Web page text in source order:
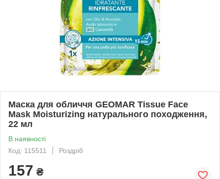
Маска для обличчя GEOMAR Tissue Face
Mask Moisturizing натурального походження,
22 мл
В наявності
Код: 115511
Роздріб
157 ₴